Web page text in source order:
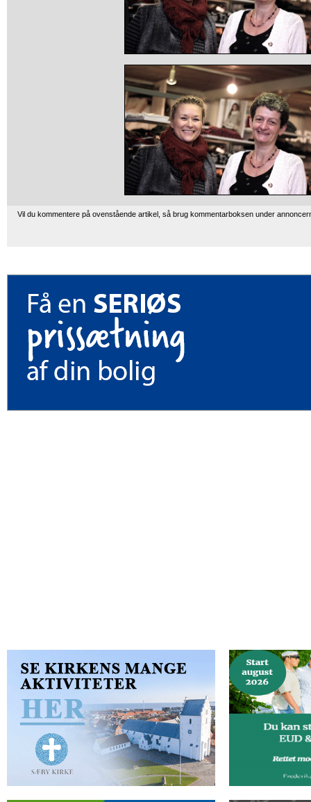
Vil du kommentere på ovenstående artikel, så brug kommentarboksen under